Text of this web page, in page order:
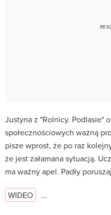
Justyna z "Rolnicy. Podlasie"
społecznościowych ważną
pisze wprost, że po raz
że jest załamana sytuacją.
ma ważny apel. Padły
WIDEO …